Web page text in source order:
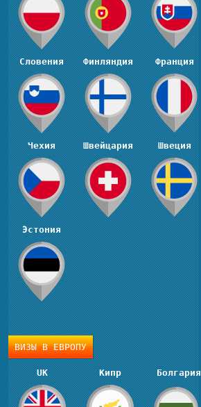
Словения Финляндия Франция
Чехия Швейцария Швеция
Эстония
ВИЗЫ В ЕВРОПУ
UK Кипр Болгария